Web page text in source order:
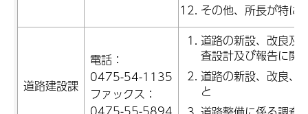
その他、所長が特に
道路建設課
電話：
0475-54-1135
ファックス：
道路の新設、改良及
査設計及び報告に関
道路の新設、改良、
と